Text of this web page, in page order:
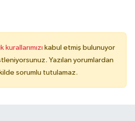
kurallarımızı kabul etmiş bulunuyor
Yazılan yorumlardan
sorumlu tutulamaz.